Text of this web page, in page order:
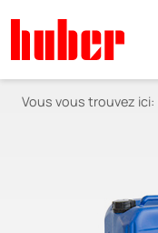
Vous vous trouvez ici: